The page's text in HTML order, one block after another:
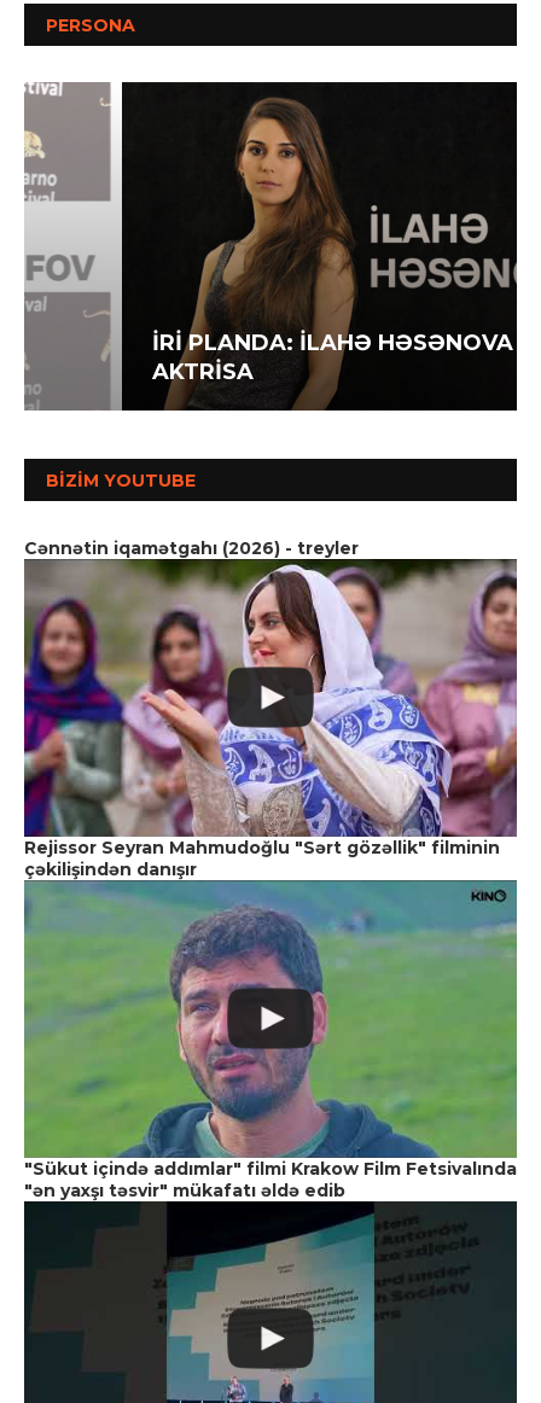
PERSONA
İRİ PLANDA: İLAHƏ HƏSƏNOVA –
AKTRİSA
BIZIM YOUTUBE
Cənnətin iqamətgahı (2026) - treyler
Rejissor Seyran Mahmudoğlu "Sərt gözəllik" filminin
çəkilişindən danışır
"Sükut içində addımlar" filmi Krakow Film Fetsivalında
"ən yaxşı təsvir" mükafatı əldə edib